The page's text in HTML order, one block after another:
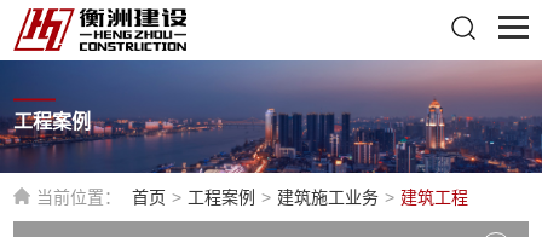
工程案例
当前位置： 首页 > 工程案例 > 建筑施工业务 > 建筑工程